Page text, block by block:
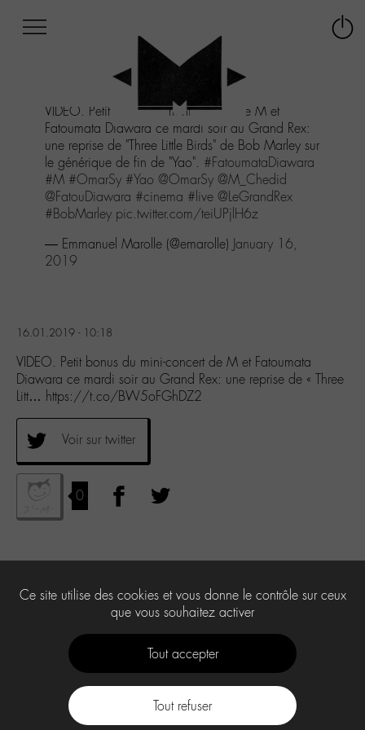
menu
Aller
contenu
Aller
recherche
VIDEO. Petit bonus du mini-concert de M et
Fatoumata Diawara ce mardi soir au Grand Rex:
une reprise de "Three Little Birds" de Bob Marley sur
le générique de fin de "Yao". #FatoumataDiawara
#M #OmarSy #Yao @OmarSy @M_Chedid
@FatouDiawara #cinema #live @LeGrandRex
#BobMarley pic.twitter.com/teiUPjlH6z
— Emmanuel Marolle (@emarolle) January 16,
2019
16.01.2019 - 10:18
VIDEO. Petit bonus du mini-concert de M et Fatoumata
Diawara ce mardi soir au Grand Rex: une reprise de « Three
Litt… https://t.co/BW5oFGhDZ2
Voir sur twitter
0
Ce site utilise des cookies et vous donne le contrôle sur ceux
que vous souhaitez activer
Tout accepter
Tout refuser